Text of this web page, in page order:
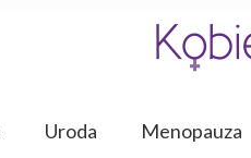
Uroda Menopauza